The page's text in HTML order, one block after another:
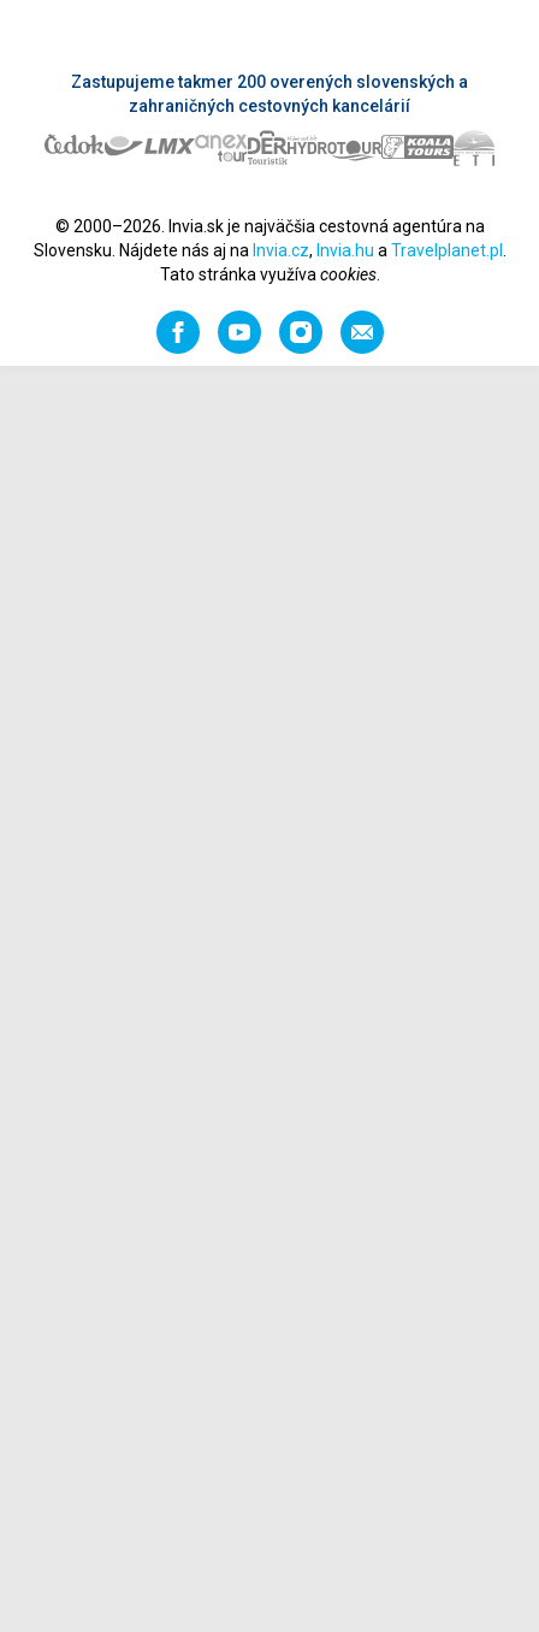
Zastupujeme takmer 200 overených slovenských a
zahraničných cestovných kancelárií
© 2000–2026. Invia.sk je najväčšia cestovná agentúra na
Slovensku. Nájdete nás aj na Invia.cz, Invia.hu a Travelplanet.pl
Tato stránka využíva cookies.
FacebookYouTubeInstagramOdporučiť